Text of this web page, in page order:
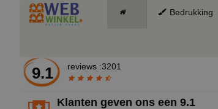
Bedrukking
9.1 reviews :3201
Klanten geven ons een9.1